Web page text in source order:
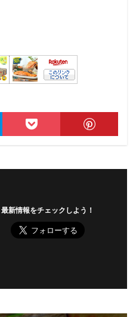
最新情報をチェックしよう！